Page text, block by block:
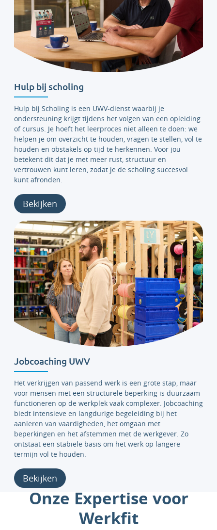
Hulp bij scholing
Hulp bij Scholing is een UWV-dienst waarbij je
ondersteuning krijgt tijdens het volgen van een opleiding
of cursus. Je hoeft het leerproces niet alleen te doen: we
helpen je om overzicht te houden, vragen te stellen, vol te
houden en obstakels op tijd te herkennen. Voor jou
betekent dit dat je met meer rust, structuur en
vertrouwen kunt leren, zodat je de scholing succesvol
kunt afronden.
Bekijken
Jobcoaching UWV
Het verkrijgen van passend werk is een grote stap, maar
voor mensen met een structurele beperking is duurzaam
functioneren op de werkplek vaak complexer. Jobcoaching
biedt intensieve en langdurige begeleiding bij het
aanleren van vaardigheden, het omgaan met
beperkingen en het afstemmen met de werkgever. Zo
ontstaat een stabiele basis om het werk op langere
termijn vol te houden.
Bekijken
Onze Expertise voor
Werkfit